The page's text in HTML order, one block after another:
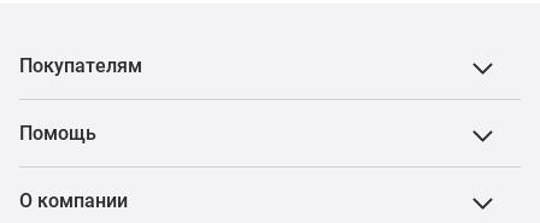
Покупателям
Помощь
О компании